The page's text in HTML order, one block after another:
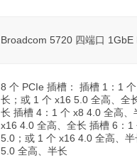
Broadcom 5720 四端口 1GbE
8 个 PCIe 插槽： 插槽 1：1
长；或 1 个 x16 5.0 全高、全
长 插槽 4：1 个 x8 4.0 全高
x16 4.0 全高、全长 插槽 6：
5.0；或 1 个 x16 4.0 全高、
5.0 全高、半长